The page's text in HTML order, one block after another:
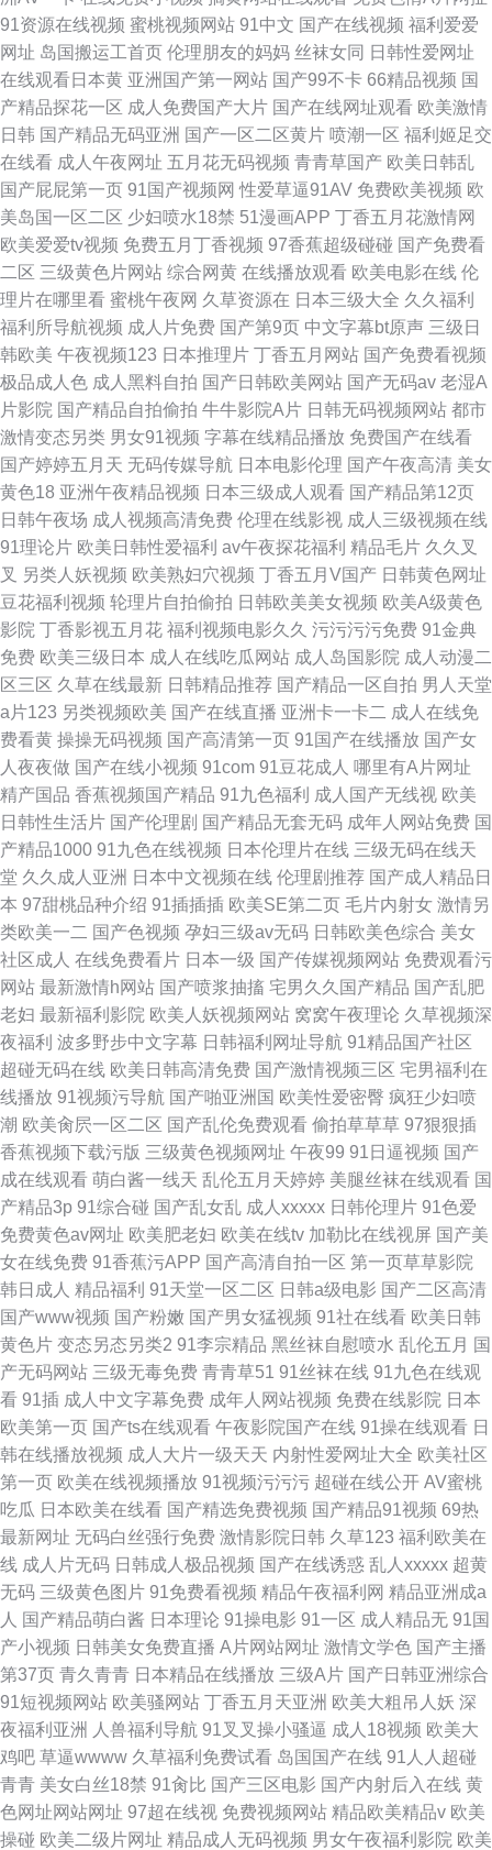
91资源在线视频 蜜桃视频网站 91中文 国产在线视频 福利爱爱
网址 岛国搬运工首页 伦理朋友的妈妈 丝袜女同 日韩性爱网址
在线观看日本黄 亚洲国产第一网站 国产99不卡 66精品视频 国
产精品探花一区 成人免费国产大片 国产在线网址观看 欧美激情
日韩 国产精品无码亚洲 国产一区二区黄片 喷潮一区 福利姬足交
在线看 成人午夜网址 五月花无码视频 青青草国产 欧美日韩乱
国产屁屁第一页 91国产视频网 性爱草逼91AV 免费欧美视频 欧
美岛国一区二区 少妇喷水18禁 51漫画APP 丁香五月花激情网
欧美爱爱tv视频 免费五月丁香视频 97香蕉超级碰碰 国产免费看
二区 三级黄色片网站 综合网黄 在线播放观看 欧美电影在线 伦
理片在哪里看 蜜桃午夜网 久草资源在 日本三级大全 久久福利
福利所导航视频 成人片免费 国产第9页 中文字幕bt原声 三级日
韩欧美 午夜视频123 日本推理片 丁香五月网站 国产免费看视频
极品成人色 成人黑料自拍 国产日韩欧美网站 国产无码av 老湿A
片影院 国产精品自拍偷拍 牛牛影院A片 日韩无码视频网站 都市
激情变态另类 男女91视频 字幕在线精品播放 免费国产在线看
国产婷婷五月天 无码传媒导航 日本电影伦理 国产午夜高清 美女
黄色18 亚洲午夜精品视频 日本三级成人观看 国产精品第12页
日韩午夜场 成人视频高清免费 伦理在线影视 成人三级视频在线
91理论片 欧美日韩性爱福利 av午夜探花福利 精品毛片 久久叉
叉 另类人妖视频 欧美熟妇穴视频 丁香五月V国产 日韩黄色网址
豆花福利视频 轮理片自拍偷拍 日韩欧美美女视频 欧美A级黄色
影院 丁香影视五月花 福利视频电影久久 污污污污免费 91金典
免费 欧美三级日本 成人在线吃瓜网站 成人岛国影院 成人动漫二
区三区 久草在线最新 日韩精品推荐 国产精品一区自拍 男人天堂
a片123 另类视频欧美 国产在线直播 亚洲卡一卡二 成人在线免
费看黄 操操无码视频 国产高清第一页 91国产在线播放 国产女
人夜夜做 国产在线小视频 91com 91豆花成人 哪里有A片网址
精产国品 香蕉视频国产精品 91九色福利 成人国产无线视 欧美
日韩性生活片 国产伦理剧 国产精品无套无码 成年人网站免费 国
产精品1000 91九色在线视频 日本伦理片在线 三级无码在线天
堂 久久成人亚洲 日本中文视频在线 伦理剧推荐 国产成人精品日
本 97甜桃品种介绍 91插插插 欧美SE第二页 毛片内射女 激情另
类欧美一二 国产色视频 孕妇三级av无码 日韩欧美色综合 美女
社区成人 在线免费看片 日本一级 国产传媒视频网站 免费观看污
网站 最新激情h网站 国产喷浆抽搐 宅男久久国产精品 国产乱肥
老妇 最新福利影院 欧美人妖视频网站 窝窝午夜理论 久草视频深
夜福利 波多野步中文字幕 日韩福利网址导航 91精品国产社区
超碰无码在线 欧美日韩高清免费 国产激情视频三区 宅男福利在
线播放 91视频污导航 国产啪亚洲国 欧美性爱密臀 疯狂少妇喷
潮 欧美肏屄一区二区 国产乱伦免费观看 偷拍草草草 97狠狠插
香蕉视频下载污版 三级黄色视频网址 午夜99 91日逼视频 国产
成在线观看 萌白酱一线天 乱伦五月天婷婷 美腿丝袜在线观看 国
产精品3p 91综合碰 国产乱女乱 成人xxxxx 日韩伦理片 91色爱
免费黄色av网址 欧美肥老妇 欧美在线tv 加勒比在线视屏 国产美
女在线免费 91香蕉污APP 国产高清自拍一区 第一页草草影院
韩日成人 精品福利 91天堂一区二区 日韩a级电影 国产二区高清
国产www视频 国产粉嫩 国产男女猛视频 91社在线看 欧美日韩
黄色片 变态另态另类2 91李宗精品 黑丝袜自慰喷水 乱伦五月 国
产无码网站 三级无毒免费 青青草51 91丝袜在线 91九色在线观
看 91插 成人中文字幕免费 成年人网站视频 免费在线影院 日本
欧美第一页 国产ts在线观看 午夜影院国产在线 91操在线观看 日
韩在线播放视频 成人大片一级天天 内射性爱网址大全 欧美社区
第一页 欧美在线视频播放 91视频污污污 超碰在线公开 AV蜜桃
吃瓜 日本欧美在线看 国产精选免费视频 国产精品91视频 69热
最新网址 无码白丝强行免费 激情影院日韩 久草123 福利欧美在
线 成人片无码 日韩成人极品视频 国产在线诱惑 乱人xxxxx 超黄
无码 三级黄色图片 91免费看视频 精品午夜福利网 精品亚洲成a
人 国产精品萌白酱 日本理论 91操电影 91一区 成人精品无 91国
产小视频 日韩美女免费直播 A片网站网址 激情文学色 国产主播
第37页 青久青青 日本精品在线播放 三级A片 国产日韩亚洲综合
91短视频网站 欧美骚网站 丁香五月天亚洲 欧美大粗吊人妖 深
夜福利亚洲
人兽福利导航 91叉叉操小骚逼 成人18视频 欧美大
鸡吧 草逼wwww 久草福利免费试看 岛国国产在线 91人人超碰
青青 美女白丝18禁 91肏比 国产三区电影 国产内射后入在线 黄
色网址网站网址 97超在线视 免费视频网站 精品欧美精品v 欧美
操碰 欧美二级片网址 精品成人无码视频 男女午夜福利影院 欧美